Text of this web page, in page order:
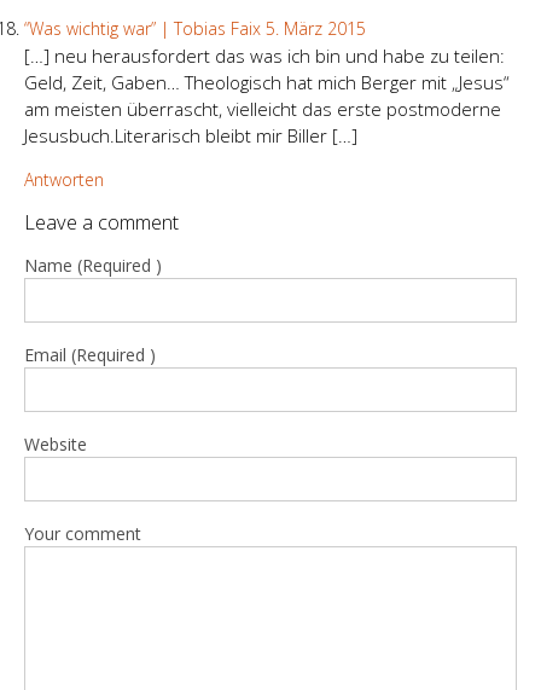
“Was wichtig war” | Tobias Faix 5. März 2015
[…] neu herausfordert das was ich bin und habe zu teilen:
Geld, Zeit, Gaben… Theologisch hat mich Berger mit „Jesus“
am meisten überrascht, vielleicht das erste postmoderne
Jesusbuch.Literarisch bleibt mir Biller […]
Antworten
Leave a comment
Name (Required )
Email (Required )
Website
Your comment